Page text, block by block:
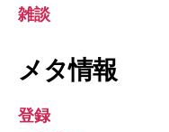
雑談
メタ情報
登録